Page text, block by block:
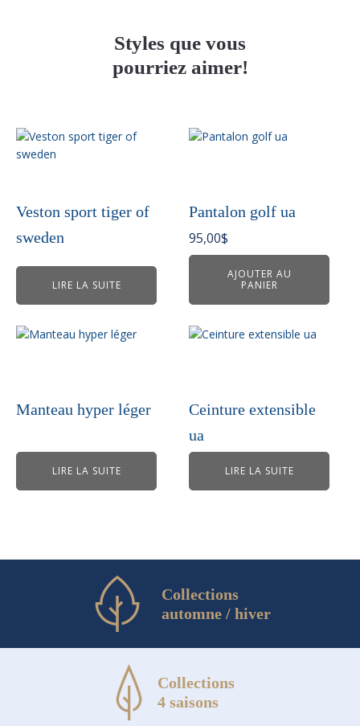
Styles que vous
pourriez aimer!
Veston sport tiger of
sweden
LIRE LA SUITE
Pantalon golf ua
95,00$
AJOUTER AU
PANIER
Manteau hyper léger
LIRE LA SUITE
Ceinture extensible
ua
LIRE LA SUITE
Collections
automne / hiver
Collections
4 saisons